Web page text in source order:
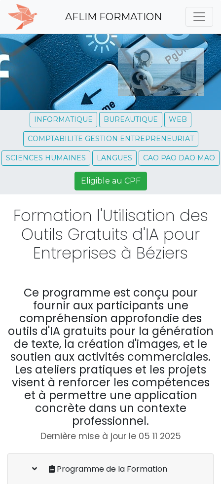
AFLIM FORMATION
INFORMATIQUE BUREAUTIQUE WEB
COMPTABILITE GESTION ENTREPRENEURIAT
SCIENCES HUMAINES LANGUES CAO PAO DAO MAO
Eligible au CPF
Formation l'Utilisation des
Outils Gratuits d'IA pour
Entreprises à Béziers
Ce programme est conçu pour
fournir aux participants une
compréhension approfondie des
outils d'IA gratuits pour la génération
de texte, la création d'images, et le
soutien aux activités commerciales.
Les ateliers pratiques et les projets
visent à renforcer les compétences
et à permettre une application
concrète dans un contexte
professionnel.
Dernière mise à jour le 05 11 2025
Programme de la Formation